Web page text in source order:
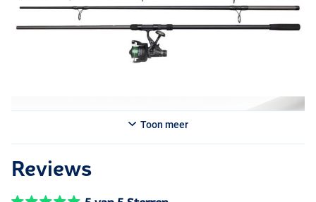
Toon meer
Reviews